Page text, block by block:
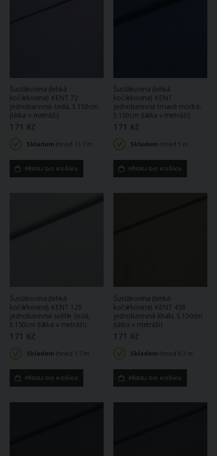
Šusťákovina (lehká
kočárkovina) KENT 72
jednobarevná šedá, š.150cm
(látka v metráži)
171 Kč
Skladem ihned 11.7 m
PŘIDEJ DO KOŠÍKU
Šusťákovina (lehká
kočárkovina) KENT
jednobarevná tmavě modrá,
š.150cm (látka v metráži)
171 Kč
Skladem ihned 5 m
PŘIDEJ DO KOŠÍKU
Šusťákovina (lehká
kočárkovina) KENT 129
jednobarevná světle šedá,
š.150cm (látka v metráži)
171 Kč
Skladem ihned 1.7 m
PŘIDEJ DO KOŠÍKU
Šusťákovina (lehká
kočárkovina) KENT 438
jednobarevná khaki, š.150cm
(látka v metráži)
171 Kč
Skladem ihned 6.3 m
PŘIDEJ DO KOŠÍKU